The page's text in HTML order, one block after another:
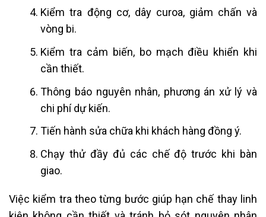
Kiểm tra động cơ, dây curoa, giảm chấn và
vòng bi.
Kiểm tra cảm biến, bo mạch điều khiển khi
cần thiết.
Thông báo nguyên nhân, phương án xử lý và
chi phí dự kiến.
Tiến hành sửa chữa khi khách hàng đồng ý.
Chạy thử đầy đủ các chế độ trước khi bàn
giao.
Việc kiểm tra theo từng bước giúp hạn chế thay linh